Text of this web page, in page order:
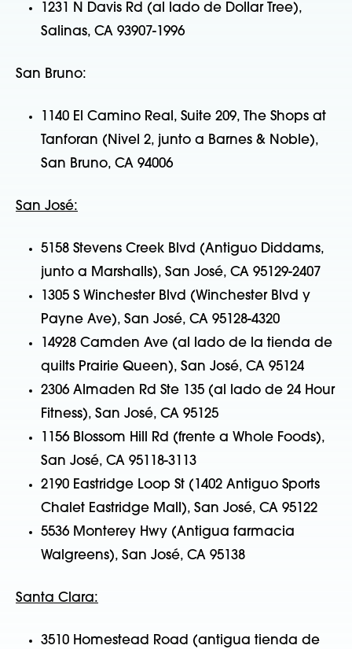
1231 N Davis Rd (al lado de Dollar Tree),
Salinas, CA 93907-1996
San Bruno:
1140 El Camino Real, Suite 209, The Shops at
Tanforan (Nivel 2, junto a Barnes & Noble),
San Bruno, CA 94006
San José:
5158 Stevens Creek Blvd (Antiguo Diddams,
junto a Marshalls), San José, CA 95129-2407
1305 S Winchester Blvd (Winchester Blvd y
Payne Ave), San José, CA 95128-4320
14928 Camden Ave (al lado de la tienda de
quilts Prairie Queen), San José, CA 95124
2306 Almaden Rd Ste 135 (al lado de 24 Hour
Fitness), San José, CA 95125
1156 Blossom Hill Rd (frente a Whole Foods),
San José, CA 95118-3113
2190 Eastridge Loop St (1402 Antiguo Sports
Chalet Eastridge Mall), San José, CA 95122
5536 Monterey Hwy (Antigua farmacia
Walgreens), San José, CA 95138
Santa Clara:
3510 Homestead Road (antigua tienda de